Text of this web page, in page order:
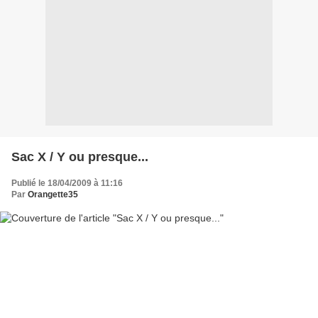
Sac X / Y ou presque...
Publié le 18/04/2009 à 11:16
Par Orangette35